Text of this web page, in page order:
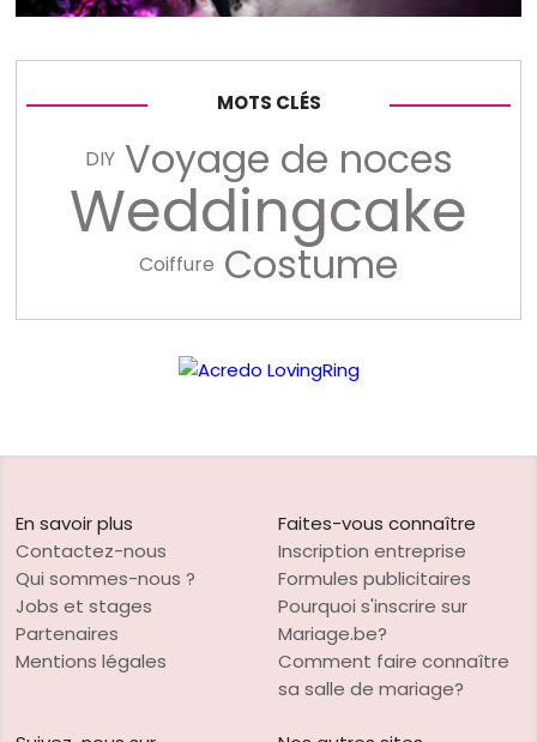
MOTS CLÉS
DIY Voyage de noces
Weddingcake
Coiffure Costume
En savoir plus
Contactez-nous
Qui sommes-nous ?
Jobs et stages
Partenaires
Mentions légales
Faites-vous connaître
Inscription entreprise
Formules publicitaires
Pourquoi s'inscrire sur
Mariage.be?
Comment faire connaître
sa salle de mariage?